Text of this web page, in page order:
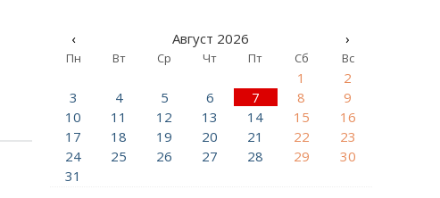
‹ Август 2026 ›
Пн Вт Ср Чт Пт Сб Вс
1
2
3
4 5 6 7 8
9
10
11 12 13 14 15
16
17
18 19 20 21 22
23
24
25 26 27 28 29
30
31